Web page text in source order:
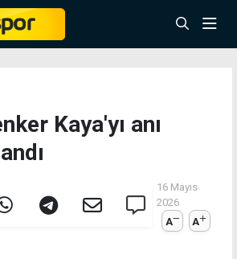
Kaya'yı anı
16 Mayıs
2026
A
A